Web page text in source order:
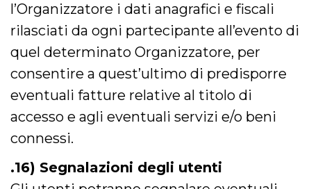
l’Organizzatore i dati anagrafici e fiscali
rilasciati da ogni partecipante all’evento di
quel determinato Organizzatore, per
consentire a quest’ultimo di predisporre
eventuali fatture relative al titolo di
accesso e agli eventuali servizi e/o beni
connessi.
.16) Segnalazioni degli utenti